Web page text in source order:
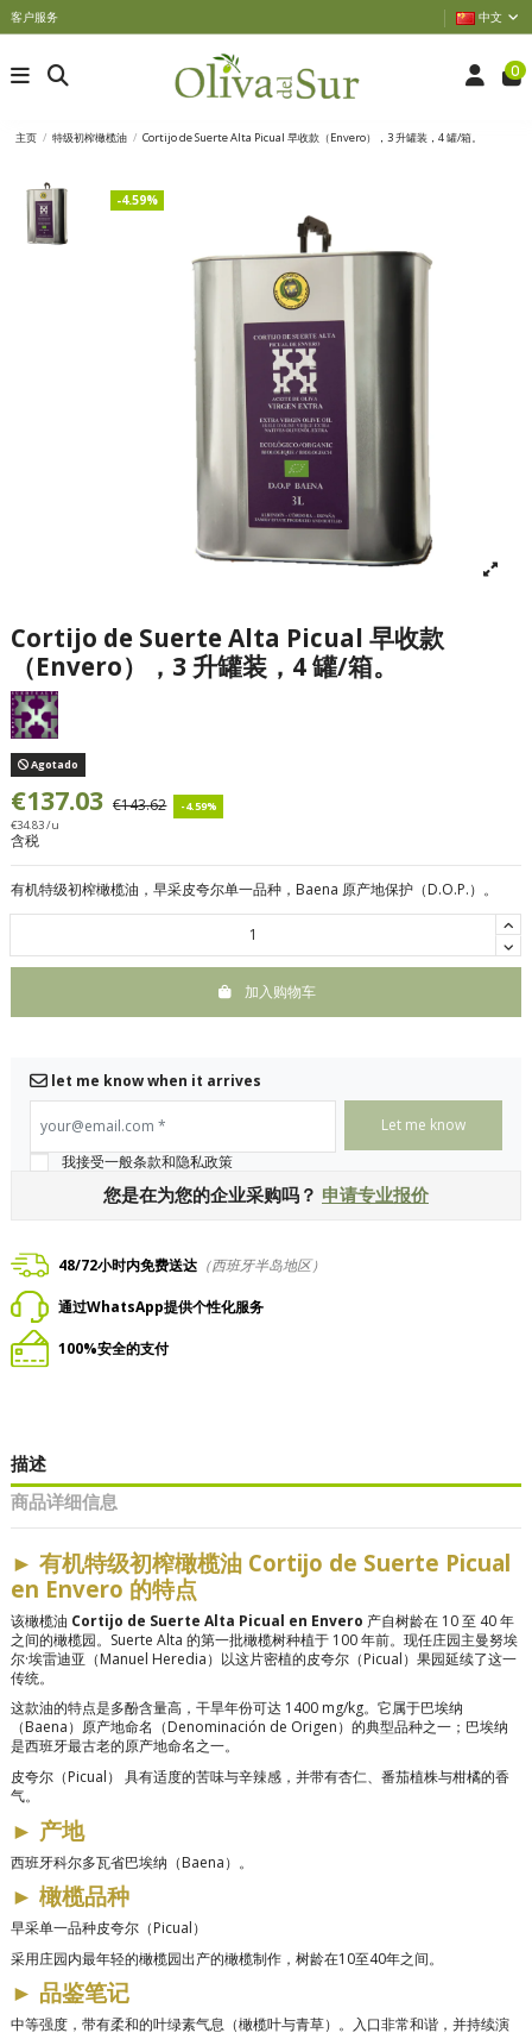
客户服务 中文
0
主页 特级初榨橄榄油 Cortijo de Suerte Alta Picual 早收款（Envero），3 升罐装，4 罐/箱。
-4.59%
Cortijo de Suerte Alta Picual 早收款
（Envero），3 升罐装，4 罐/箱。
Agotado
€137.03 €143.62
-4.59%
€34.83 /u
含税
有机特级初榨橄榄油，早采皮夸尔单一品种，Baena 原产地保护（D.O.P.）。
加入购物车
let me know when it arrives
your@email.com *
我接受一般条款和隐私政策
您是在为您的企业采购吗？ 申请专业报价
48/72小时内免费送达 （西班牙半岛地区）
通过WhatsApp提供个性化服务
100%安全的支付
描述
商品详细信息
► 有机特级初榨橄榄油 Cortijo de Suerte Picual
en Envero 的特点
该橄榄油 Cortijo de Suerte Alta Picual en Envero 产自树龄在 10 至 40 年
之间的橄榄园。Suerte Alta 的第一批橄榄树种植于 100 年前。现任庄园主曼努埃
尔·埃雷迪亚（Manuel Heredia）以这片密植的皮夸尔（Picual）果园延续了这一
传统。
这款油的特点是多酚含量高，干旱年份可达 1400 mg/kg。它属于巴埃纳
（Baena）原产地命名（Denominación de Origen）的典型品种之一；巴埃纳
是西班牙最古老的原产地命名之一。
皮夸尔（Picual） 具有适度的苦味与辛辣感，并带有杏仁、番茄植株与柑橘的香
气。
► 产地
西班牙科尔多瓦省巴埃纳（Baena）。
► 橄榄品种
早采单一品种皮夸尔（Picual）
采用庄园内最年轻的橄榄园出产的橄榄制作，树龄在10至40年之间。
► 品鉴笔记
中等强度，带有柔和的叶绿素气息（橄榄叶与青草）。入口非常和谐，并持续演